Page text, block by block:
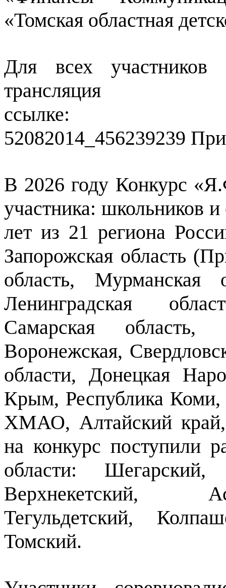
«Томская областная
Для всех участников
трансляция
ссылке:
52082014_456239239
В 2026 году Конкурс
участника: школьников и
лет из 21 региона
Запорожская область
область, Мурманская
Ленинградская
Самарская область,
Воронежская,
области, Донецкая
Крым, Республика
ХМАО, Алтайский край,
на конкурс поступили
области: Шегарский,
Верхнекетский,
Тегульдетский,
Томский.